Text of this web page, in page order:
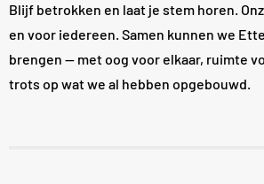
Blijf betrokken en laat je stem horen.
en voor iedereen. Samen kunnen we
brengen — met oog voor elkaar, ruimte
trots op wat we al hebben opgebouwd.